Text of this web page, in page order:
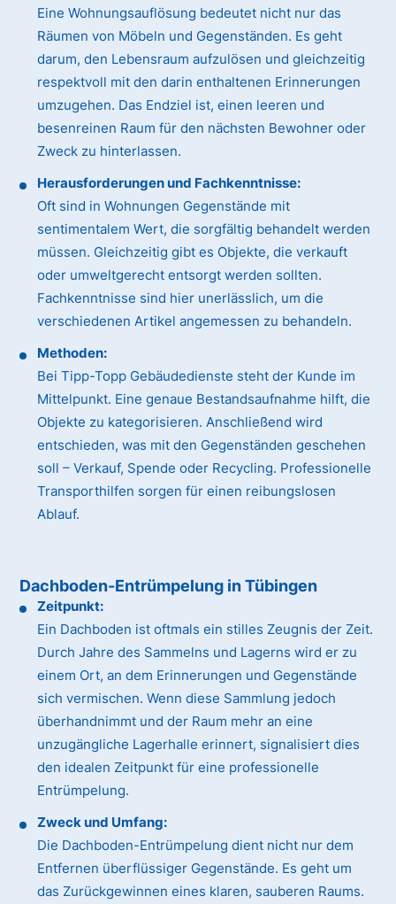
Eine Wohnungsauflösung bedeutet nicht nur das
Räumen von Möbeln und Gegenständen. Es geht
darum, den Lebensraum aufzulösen und gleichzeitig
respektvoll mit den darin enthaltenen Erinnerungen
umzugehen. Das Endziel ist, einen leeren und
besenreinen Raum für den nächsten Bewohner oder
Zweck zu hinterlassen.
Herausforderungen und Fachkenntnisse:
Oft sind in Wohnungen Gegenstände mit
sentimentalem Wert, die sorgfältig behandelt werden
müssen. Gleichzeitig gibt es Objekte, die verkauft
oder umweltgerecht entsorgt werden sollten.
Fachkenntnisse sind hier unerlässlich, um die
verschiedenen Artikel angemessen zu behandeln.
Methoden:
Bei Tipp-Topp Gebäudedienste steht der Kunde im
Mittelpunkt. Eine genaue Bestandsaufnahme hilft, die
Objekte zu kategorisieren. Anschließend wird
entschieden, was mit den Gegenständen geschehen
soll – Verkauf, Spende oder Recycling. Professionelle
Transporthilfen sorgen für einen reibungslosen
Ablauf.
Dachboden-Entrümpelung in Tübingen
Zeitpunkt:
Ein Dachboden ist oftmals ein stilles Zeugnis der Zeit.
Durch Jahre des Sammelns und Lagerns wird er zu
einem Ort, an dem Erinnerungen und Gegenstände
sich vermischen. Wenn diese Sammlung jedoch
überhandnimmt und der Raum mehr an eine
unzugängliche Lagerhalle erinnert, signalisiert dies
den idealen Zeitpunkt für eine professionelle
Entrümpelung.
Zweck und Umfang:
Die Dachboden-Entrümpelung dient nicht nur dem
Entfernen überflüssiger Gegenstände. Es geht um
das Zurückgewinnen eines klaren, sauberen Raums.